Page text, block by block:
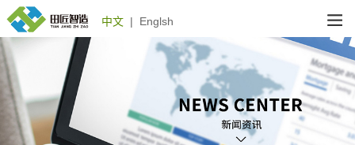
中文 | Englsh